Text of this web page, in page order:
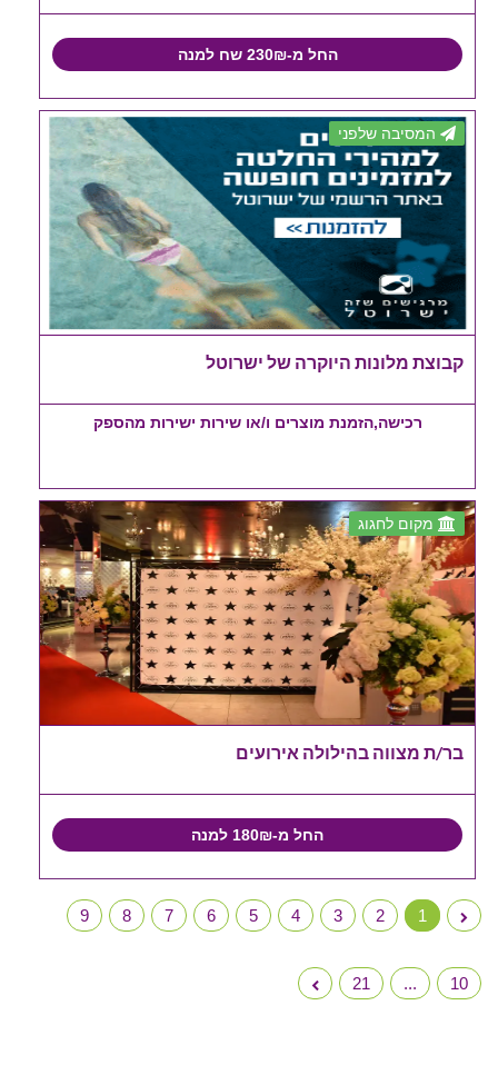
החל מ-230₪ שח למנה
המסיבה שלפני
קבוצת מלונות היוקרה של ישרוטל
רכישה,הזמנת מוצרים ו/או שירות ישירות מהספק
מקום לחגוג
בר/ת מצווה בהילולה אירועים
החל מ-180₪ למנה
1
2
3
4
5
6
7
8
9
10
...
21